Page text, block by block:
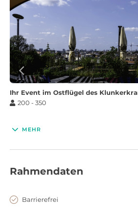
Ihr Event im Ostflügel des
200 - 350
MEHR
Rahmendaten
Barrierefrei